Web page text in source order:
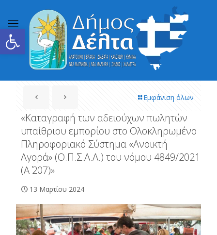
Ανοίξτε τη γραμμή εργαλείων
Εμφάνιση όλων
«Καταγραφή των αδειούχων πωλητών
υπαίθριου εμπορίου στο Ολοκληρωμένο
Πληροφοριακό Σύστημα «Ανοικτή
Αγορά» (Ο.Π.Σ.Α.Α.) του νόμου 4849/2021
(Α΄ 207)»
13 Μαρτίου 2024